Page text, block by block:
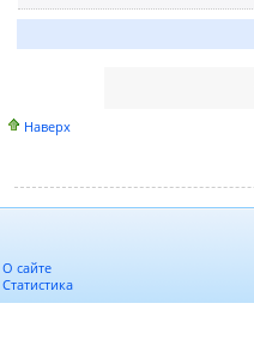
Наверх
О сайте
Статистика